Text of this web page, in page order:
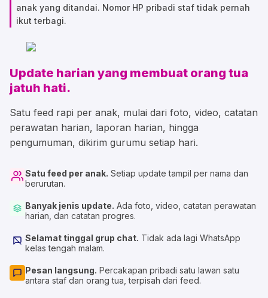
anak yang ditandai. Nomor HP pribadi staf tidak pernah
ikut terbagi.
Update harian yang membuat orang tua
jatuh hati.
Satu feed rapi per anak, mulai dari foto, video, catatan
perawatan harian, laporan harian, hingga
pengumuman, dikirim gurumu setiap hari.
Satu feed per anak. Setiap update tampil per nama dan
berurutan.
Banyak jenis update. Ada foto, video, catatan perawatan
harian, dan catatan progres.
Selamat tinggal grup chat. Tidak ada lagi WhatsApp
kelas tengah malam.
Pesan langsung. Percakapan pribadi satu lawan satu
antara staf dan orang tua, terpisah dari feed.